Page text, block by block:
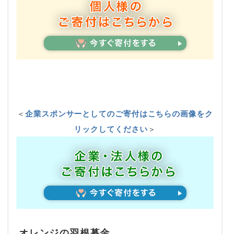
＜企業スポンサーとしてのご寄付はこちらの画像をク
リックしてください＞